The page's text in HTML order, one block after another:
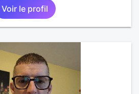
Voir le profil